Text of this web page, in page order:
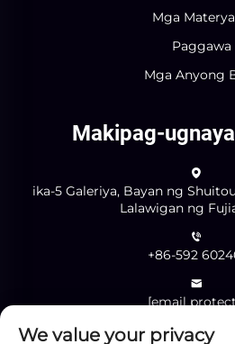
Mga
Paggawa
Mga Anyong
Makipag-
ika-5 Galeriya, Bayan ng
Lalawigan ng
+86-592
[email
We value your privacy